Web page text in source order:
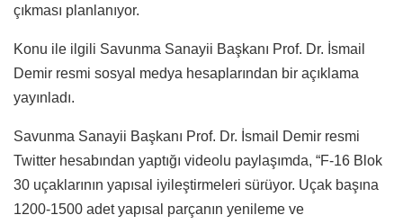
çıkması planlanıyor.
Konu ile ilgili Savunma Sanayii Başkanı Prof. Dr. İsmail
Demir resmi sosyal medya hesaplarından bir açıklama
yayınladı.
Savunma Sanayii Başkanı Prof. Dr. İsmail Demir resmi
Twitter hesabından yaptığı videolu paylaşımda, “F-16 Blok
30 uçaklarının yapısal iyileştirmeleri sürüyor. Uçak başına
1200-1500 adet yapısal parçanın yenileme ve